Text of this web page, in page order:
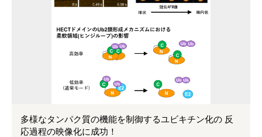
多様なタンパク質の機能を制御するユビキチン化の 反
応過程の映像化に成功！